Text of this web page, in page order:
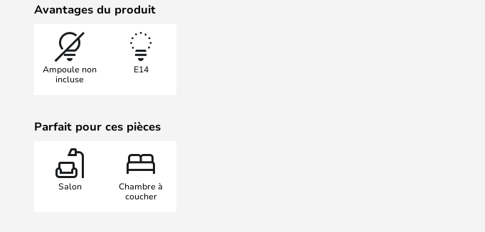
Avantages du produit
Ampoule non
incluse
E14
Parfait pour ces pièces
Salon
Chambre à
coucher